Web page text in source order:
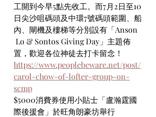
工開到今早5點先收工。而7月2日至10
日尖沙咀碼頭及中環7號碼頭範圍、船
內、閘機及樓梯等分別設有「Anson
Lo & Sontos Giving Day」主題佈
置，歡迎各位神徒去打卡留念！
https://www.peoplebeware.net/post/
carol-chow-of-lofter-group-on-
scmp
$5000消費券使用小貼士「盧瀚霆國
際後援會」於旺角朗豪坊舉行